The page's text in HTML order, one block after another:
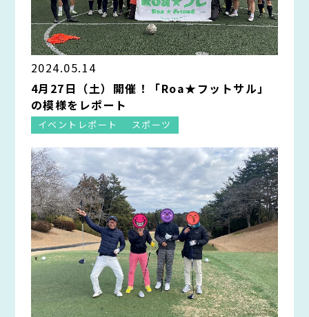
2024.05.14
4月27日（土）開催！「Roa★フットサル」
の模様をレポート
イベントレポート スポーツ